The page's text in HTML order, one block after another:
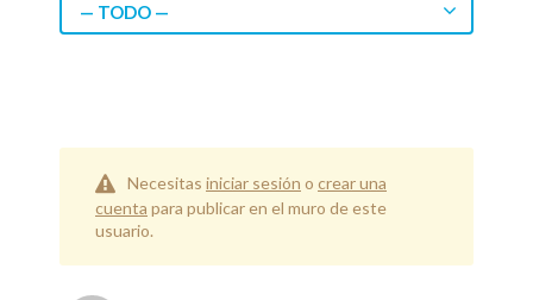
— TODO —
Necesitas iniciar sesión o crear una
cuenta para publicar en el muro de este
usuario.